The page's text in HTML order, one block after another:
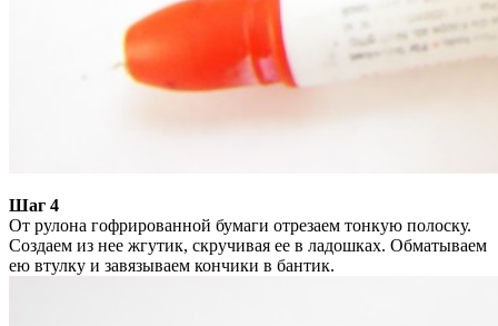
Шаг 4
От рулона гофрированной бумаги отрезаем тонкую полоску.
Создаем из нее жгутик, скручивая ее в ладошках. Обматываем
ею втулку и завязываем кончики в бантик.